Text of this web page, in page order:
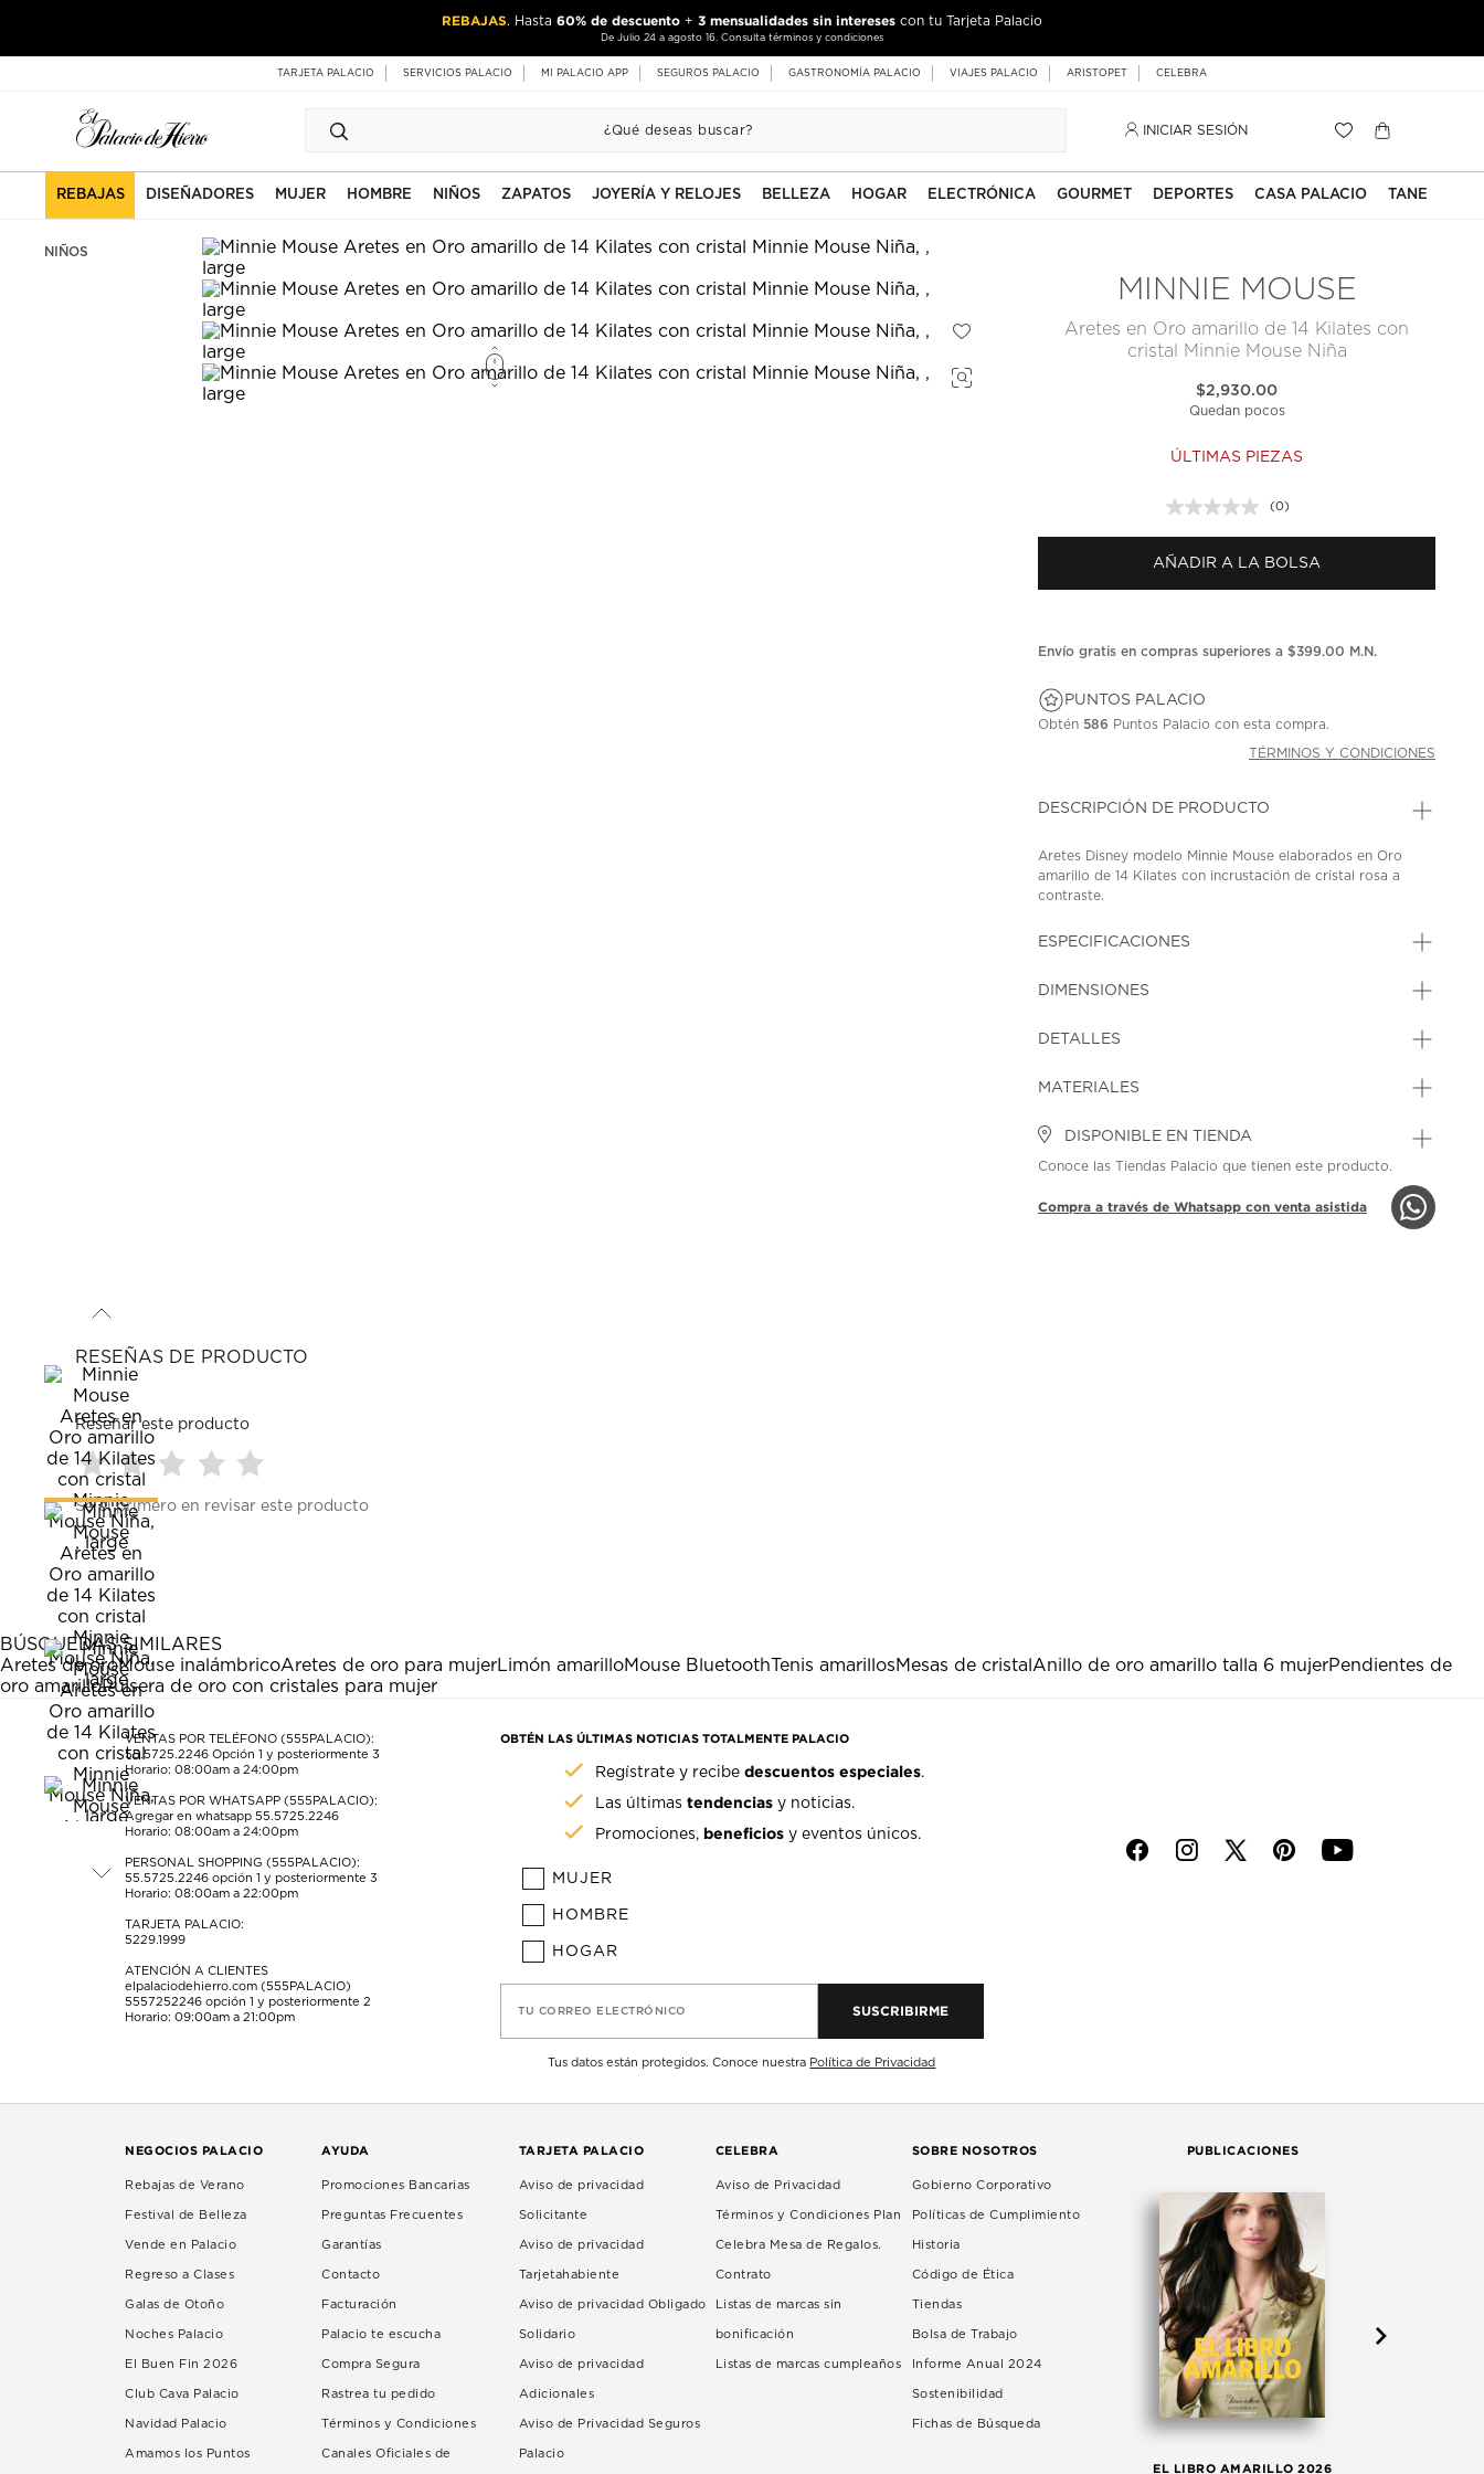
REBAJAS. Hasta 60% de descuento + 3 mensualidades sin intereses con tu Tarjeta Palacio
De Julio 24 a agosto 16. Consulta términos y condiciones
TARJETA PALACIO SERVICIOS PALACIO MI PALACIO APP SEGUROS PALACIO GASTRONOMÍA PALACIO VIAJES PALACIO ARISTOPET CELEBRA
INICIAR SESIÓN
REBAJAS DISEÑADORES MUJER HOMBRE NIÑOS ZAPATOS JOYERÍA Y RELOJES BELLEZA HOGAR ELECTRÓNICA GOURMET DEPORTES CASA PALACIO TANE
NIÑOS
MINNIE MOUSE
Aretes en Oro amarillo de 14 Kilates con
cristal Minnie Mouse Niña
$2,930.00
Quedan pocos
ÚLTIMAS PIEZAS
Sin
puntuación.
en
la
(0)
AÑADIR A LA BOLSA
Envío gratis en compras superiores a $399.00 M.N.
PUNTOS PALACIO
Obtén586 Puntos Palacio con esta compra.
TÉRMINOS Y CONDICIONES
DESCRIPCIÓN DE PRODUCTO
Aretes Disney modelo Minnie Mouse elaborados en Oro
amarillo de 14 Kilates con incrustación de cristal rosa a
contraste.
ESPECIFICACIONES
DIMENSIONES
DETALLES
MATERIALES
DISPONIBLE EN TIENDA
Conoce las Tiendas Palacio que tienen este producto.
Compra a través de Whatsapp con venta asistida
RESEÑAS DE PRODUCTO
Reseñar este producto
Seleccionar
para
calificar
el
artículo
con
1
estrella
Esta
acción
abrirá
el
formulario
de
envío.
Seleccionar
para
calificar
el
artículo
con
2
estrellas.
Esta
acción
abrirá
el
formulario
de
envío.
para
artículo
con
estrellas.
Esta
acción
abrirá
el
formulario
de
para
estrellas.
Esta
acción
abrirá
formulario
de
para
Esta
acción
abrirá
formulario
de
envío.
Sé el primero en revisar este producto
BÚSQUEDAS SIMILARES
Aretes de oroMouse inalámbricoAretes de oro para mujerLimón amarilloMouse BluetoothTenis amarillosMesas de cristal Anillo de oro amarillo talla 6 mujerPendientes de
oro amarilloPulsera de oro con cristales para mujer
VENTAS POR TELÉFONO (555PALACIO):
55.5725.2246 Opción 1 y posteriormente 3
Horario: 08:00am a 24:00pm
VENTAS POR WHATSAPP (555PALACIO):
Agregar en whatsapp 55.5725.2246
Horario: 08:00am a 24:00pm
PERSONAL SHOPPING (555PALACIO):
55.5725.2246 opción 1 y posteriormente 3
Horario: 08:00am a 22:00pm
TARJETA PALACIO:
5229.1999
ATENCIÓN A CLIENTES
elpalaciodehierro.com (555PALACIO)
5557252246 opción 1 y posteriormente 2
Horario: 09:00am a 21:00pm
OBTÉN LAS ÚLTIMAS NOTICIAS TOTALMENTE PALACIO
Regístrate y recibedescuentos especiales.
Las últimastendencias y noticias.
Promociones, beneficios y eventos únicos.
MUJER
HOMBRE
HOGAR
TU CORREO ELECTRÓNICO SUSCRIBIRME
Tus datos están protegidos. Conoce nuestra Política de Privacidad
f i p y
NEGOCIOS PALACIO
Rebajas de Verano
Festival de Belleza
Vende en Palacio
Regreso a Clases
Galas de Otoño
Noches Palacio
El Buen Fin 2026
Club Cava Palacio
Navidad Palacio
Amamos los Puntos
AYUDA
Promociones Bancarias
Preguntas Frecuentes
Garantías
Contacto
Facturación
Palacio te escucha
Compra Segura
Rastrea tu pedido
Términos y Condiciones
Canales Oficiales de
TARJETA PALACIO
Aviso de privacidad
Solicitante
Aviso de privacidad
Tarjetahabiente
Aviso de privacidad Obligado
Solidario
Aviso de privacidad
Adicionales
Aviso de Privacidad Seguros
Palacio
CELEBRA
Aviso de Privacidad
Términos y Condiciones Plan
Celebra Mesa de Regalos.
Contrato
Listas de marcas sin
bonificación
Listas de marcas cumpleaños
SOBRE NOSOTROS
Gobierno Corporativo
Políticas de Cumplimiento
Historia
Código de Ética
Tiendas
Bolsa de Trabajo
Informe Anual 2024
Sostenibilidad
Fichas de Búsqueda
PUBLICACIONES
EL LIBRO AMARILLO 2026